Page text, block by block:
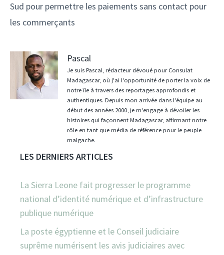
Sud pour permettre les paiements sans contact pour
les commerçants
Pascal
Je suis Pascal, rédacteur dévoué pour Consulat
Madagascar, où j'ai l'opportunité de porter la voix de
notre île à travers des reportages approfondis et
authentiques. Depuis mon arrivée dans l'équipe au
début des années 2000, je m'engage à dévoiler les
histoires qui façonnent Madagascar, affirmant notre
rôle en tant que média de référence pour le peuple
malgache.
LES DERNIERS ARTICLES
La Sierra Leone fait progresser le programme
national d’identité numérique et d’infrastructure
publique numérique
La poste égyptienne et le Conseil judiciaire
suprême numérisent les avis judiciaires avec